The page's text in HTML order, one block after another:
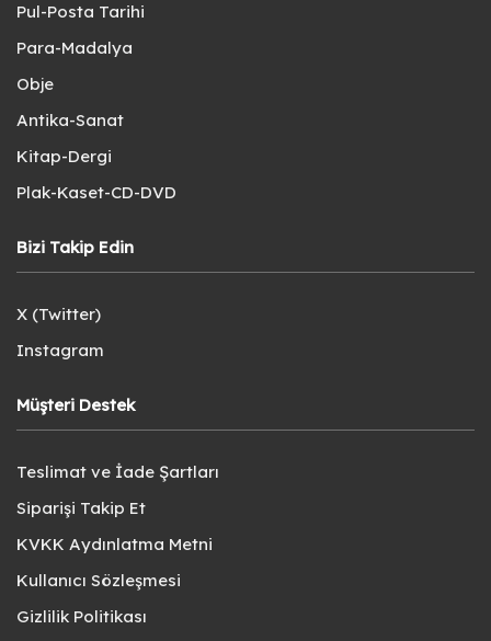
Pul-Posta Tarihi
Para-Madalya
Obje
Antika-Sanat
Kitap-Dergi
Plak-Kaset-CD-DVD
Bizi Takip Edin
X (Twitter)
Instagram
Müşteri Destek
Teslimat ve İade Şartları
Siparişi Takip Et
KVKK Aydınlatma Metni
Kullanıcı Sözleşmesi
Gizlilik Politikası